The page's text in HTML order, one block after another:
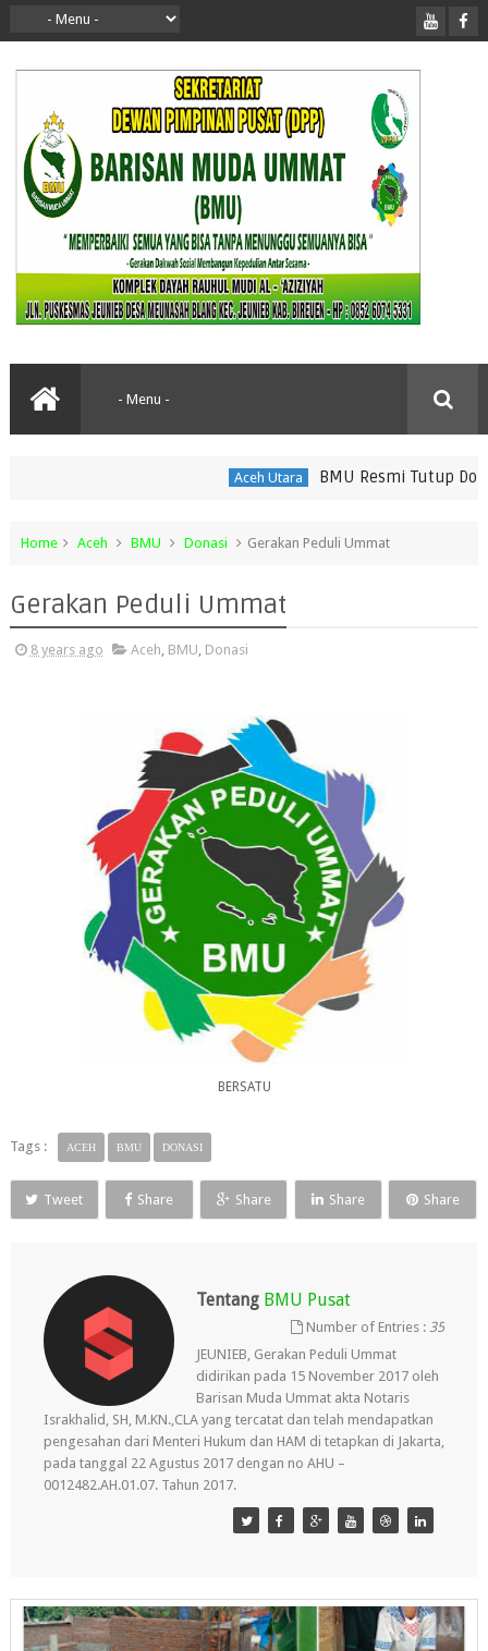
Aceh Utara BMU Resmi Tutup Donasi
Home Aceh BMU Donasi Gerakan Peduli Ummat
Gerakan Peduli Ummat
8 years ago Aceh, BMU, Donasi
BERSATU
Tags : ACEH BMU DONASI
Tweet Share Share Share Share
Tentang BMU Pusat
Number of Entries : 35
JEUNIEB, Gerakan Peduli Ummat
didirikan pada 15 November 2017 oleh
Barisan Muda Ummat akta Notaris
Israkhalid, SH, M.KN.,CLA yang tercatat dan telah mendapatkan
pengesahan dari Menteri Hukum dan HAM di tetapkan di Jakarta,
pada tanggal 22 Agustus 2017 dengan no AHU –
0012482.AH.01.07. Tahun 2017.